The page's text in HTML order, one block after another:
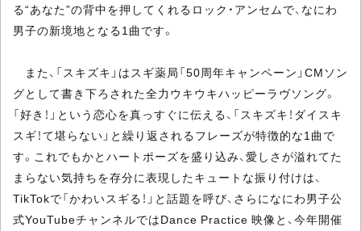
る“あなた”の背中を押してくれるロック・アンセムで、なにわ
男子の新境地となる1曲です。
また、「スキズキ」はスギ薬局「50周年キャンペーン」CMソン
グとして書き下ろされた全力ウキウキハッピーラヴソング。
「好き！」という恋心を真っすぐに伝える、「スキズキ！ダイスキ
スギ！て堪らない」と繰り返されるフレーズが特徴的な1曲で
す。これでもかとハートポーズを盛り込み、愛しさが溢れてた
まらない気持ちを存分に表現したキュートな振り付けは、
TikTokで「かわいスギる！」と話題を呼び、さらになにわ男子公
式YouTubeチャンネルではDance Practice 映像と、今年開催